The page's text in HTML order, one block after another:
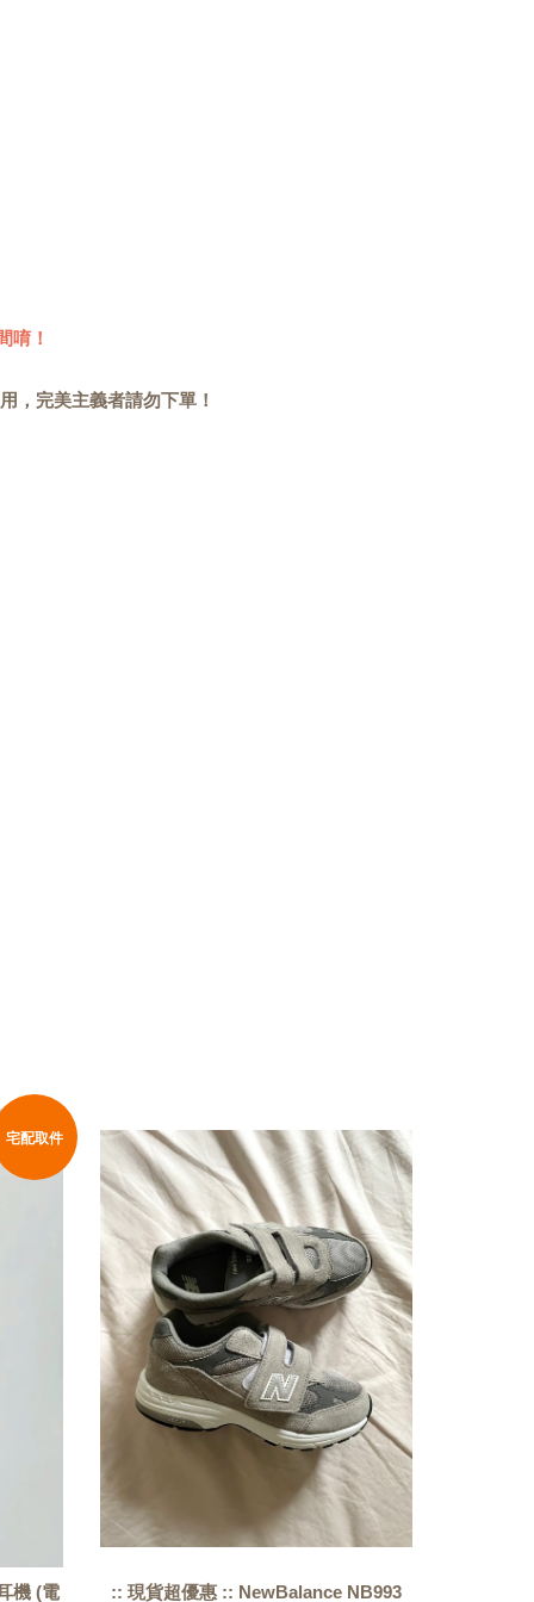
唷！
，完美主義者請勿下單！
宅配取件
機 (電 :: 現貨超優惠 :: NewBalance NB993